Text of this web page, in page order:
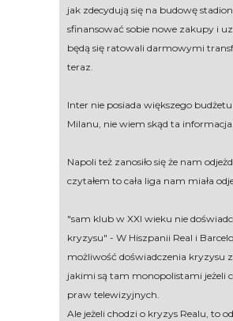
jak zdecydują się na budowę
sfinansować sobie nowe zakupy i
będą się ratowali darmowymi
teraz.
Inter nie posiada większego
Milanu, nie wiem skąd ta informacja.
Napoli też zanosiło się że nam
czytałem to cała liga nam miała
"sam klub w XXI wieku nie
kryzysu" - W Hiszpanii Real i
możliwość doświadczenia kryzysu
jakimi są tam monopolistami jeżeli
praw telewizyjnych.
Ale jeżeli chodzi o kryzys Realu, to